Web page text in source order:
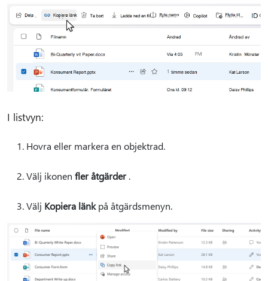
I listvyn:
Hovra eller markera en objektrad.
Välj ikonen fler åtgärder.
Välj Kopiera länkpå åtgärdsmenyn.